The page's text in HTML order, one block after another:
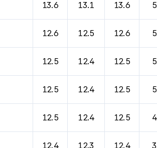
13.6 13.1 13.6
12.6 12.5 12.6
12.5 12.4 12.5
12.5 12.4 12.5
12.5 12.4 12.5
12.4 12.3 12.4